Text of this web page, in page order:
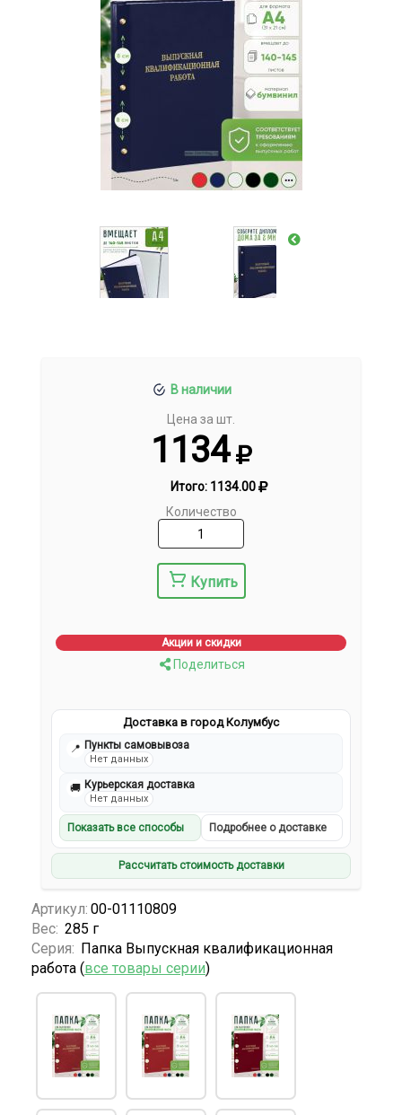
В наличии
Цена за шт.
1134
Итого: 1134.00
Количество
Купить
Акции и скидки
Поделиться
Доставка в город Колумбус
📍 Пункты самовывоза
Нет данных
🚚 Курьерская доставка
Нет данных
Показать все способы Подробнее о доставке
Рассчитать стоимость доставки
Артикул: 00-01110809
Вес: 285 г
Серия: Папка Выпускная квалификационная
работа (все товары серии)